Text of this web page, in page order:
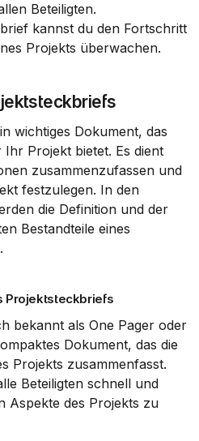
Beteiligten.
kannst du den Fortschritt
Projekts überwachen.
wichtiges Dokument, das
Projekt bietet. Es dient
zusammenzufassen und
festzulegen. In den
die Definition und der
Bestandteile eines
Projektsteckbriefs
bekannt als One Pager oder
Dokument, das die
Projekts zusammenfasst.
Beteiligten schnell und
Aspekte des Projekts zu